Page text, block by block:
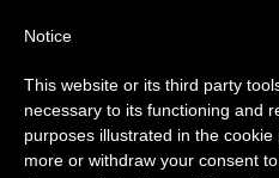
Líderes
Aviso importante
Del 27 de julio al 7 de
anual, aprovechando que
Notice
This website or its third party
necessary to its functioning and
purposes illustrated in the
more or withdraw your consent